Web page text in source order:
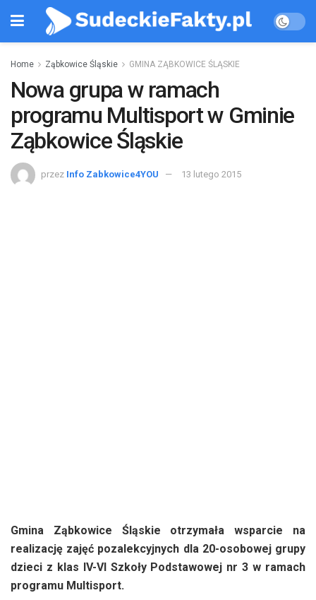
Home Ząbkowice Śląskie GMINA ZĄBKOWICE ŚLĄSKIE
Nowa grupa w ramach
programu Multisport w Gminie
Ząbkowice Śląskie
przez Info Zabkowice4YOU 13 lutego 2015
Gmina Ząbkowice Śląskie otrzymała wsparcie na
realizację zajęć pozalekcyjnych dla 20-osobowej grupy
dzieci z klas IV-VI Szkoły Podstawowej nr 3 w ramach
programu Multisport.